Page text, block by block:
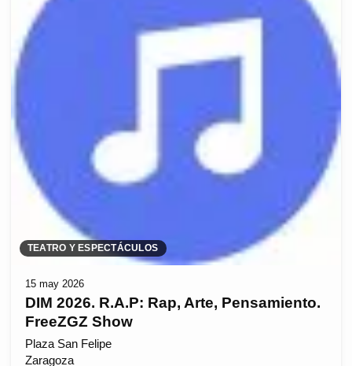
TEATRO Y ESPECTÁCULOS
15 may 2026
DIM 2026. R.A.P: Rap, Arte, Pensamiento.
FreeZGZ Show
Plaza San Felipe
Zaragoza